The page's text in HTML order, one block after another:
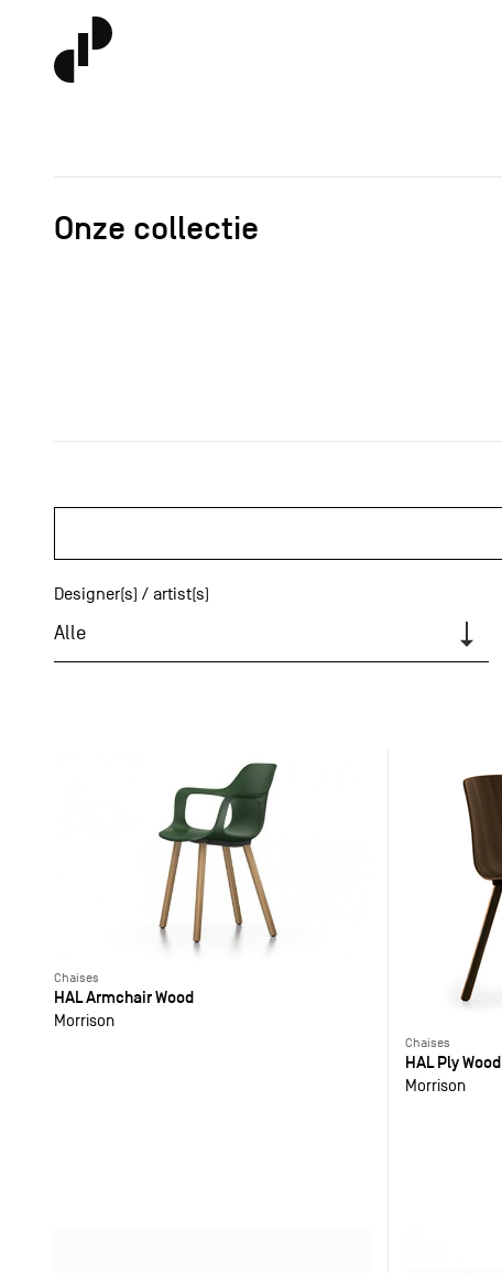
Onze collectie
Designer(s) / artist(s)
Alle
Chaises
HAL Armchair Wood
Morrison
Chaises
HAL Ply Wood
Morrison